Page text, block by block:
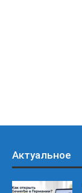
Актуальное